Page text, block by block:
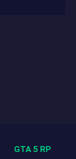
Отец: Суханов
GTA 5 RP